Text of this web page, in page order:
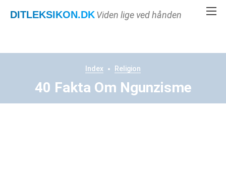
DITLEKSIKON.DKViden lige ved hånden
Index Religion
40 Fakta Om Ngunzisme